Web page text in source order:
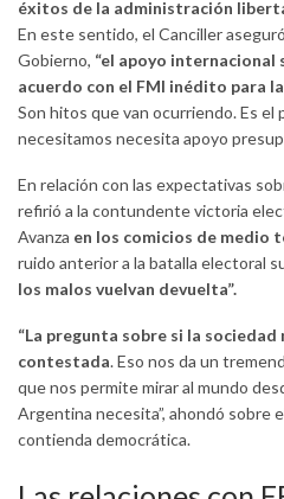
éxitos de la administración
En este sentido, el Canciller
Gobierno, “el apoyo internacional
acuerdo con el FMI inédito para
Son hitos que van ocurriendo. Es el
necesitamos necesita apoyo
En relación con las expectativas
refirió a la contundente victoria
Avanza en los comicios de medio
ruido anterior a la batalla electoral
los malos vuelvan devuelta”.
“La pregunta sobre si la sociedad
contestada. Eso nos da un
que nos permite mirar al mundo
Argentina necesita”, ahondó sobre
contienda democrática.